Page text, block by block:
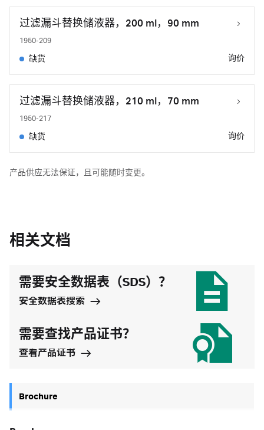
过滤漏斗替换储液器，200 ml，90 mm
1950-209
缺货 询价
过滤漏斗替换储液器，210 ml，70 mm
1950-217
缺货 询价
产品供应无法保证，且可能随时变更。
相关文档
需要安全数据表（SDS）？
安全数据表搜索
需要查找产品证书？
查看产品证书
Brochure